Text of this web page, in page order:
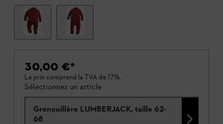
30,00 €*
Le prix comprend la TVA de 17%.
Sélectionnez un article
Grenouillère LUMBERJACK, taille 62-
68